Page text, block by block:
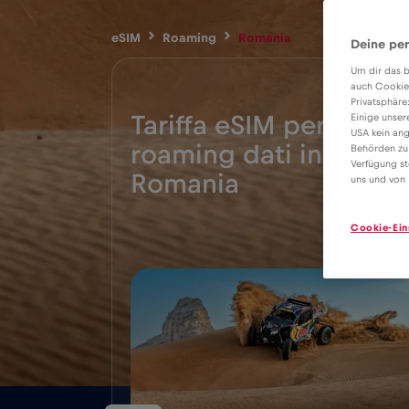
eSIM Roaming Romania
Tariffa eSIM per il
roaming dati in
Romania
2€/
Deine
Um dir das
auch
Einige
USA kein
Behörden
Verfügung
uns und von
Cookie-